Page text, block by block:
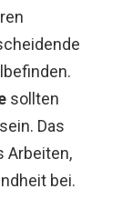
sollten
Das
Arbeiten,
bei.